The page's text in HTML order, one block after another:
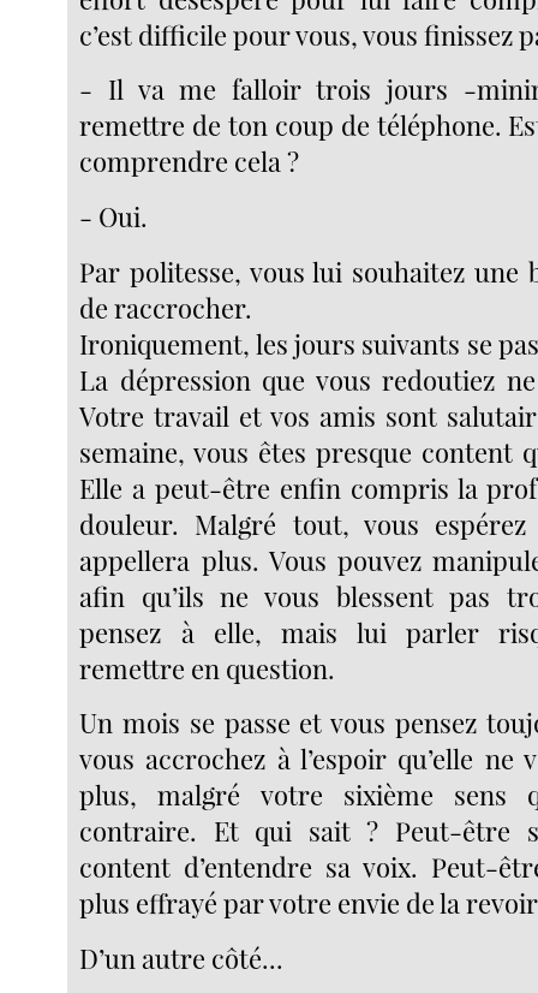
c’est difficile pour vous, vous finissez
- Il va me falloir trois jours -
remettre de ton coup de téléphone.
comprendre cela ?
- Oui.
Par politesse, vous lui souhaitez une
de raccrocher.
Ironiquement, les jours suivants se
La dépression que vous redoutiez
Votre travail et vos amis sont
semaine, vous êtes presque content
Elle a peut-être enfin compris la
douleur. Malgré tout, vous espérez
appellera plus. Vous pouvez
afin qu’ils ne vous blessent pas
pensez à elle, mais lui parler
remettre en question.
Un mois se passe et vous pensez
vous accrochez à l’espoir qu’elle ne
plus, malgré votre sixième
contraire. Et qui sait ? Peut-être
content d’entendre sa voix. Peut-
plus effrayé par votre envie de la
D’un autre côté...